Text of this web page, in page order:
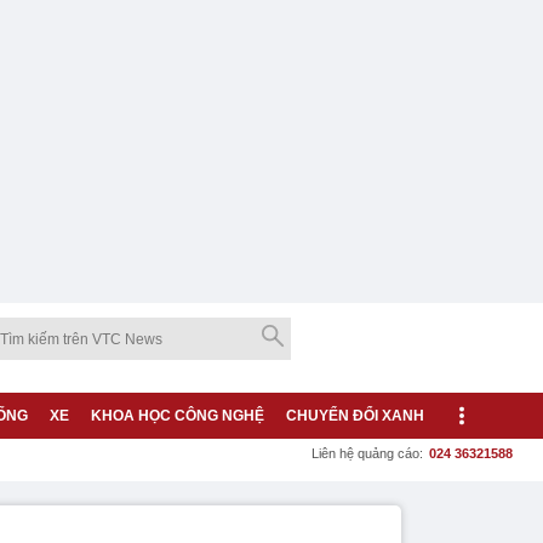
XE KHOA HỌC CÔNG NGHỆ CHUYỂN ĐỔI XANH
Liên hệ quảng cáo: 024 36321588